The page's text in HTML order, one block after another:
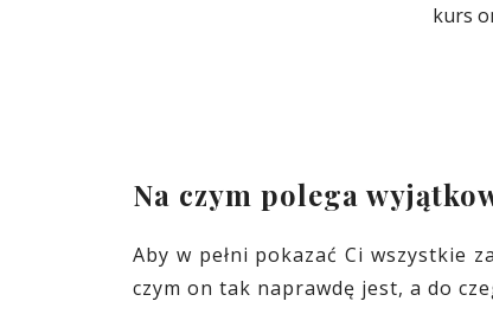
kurs
Na czym polega
Aby w pełni pokazać Ci wszystkie
czym on tak naprawdę jest, a do